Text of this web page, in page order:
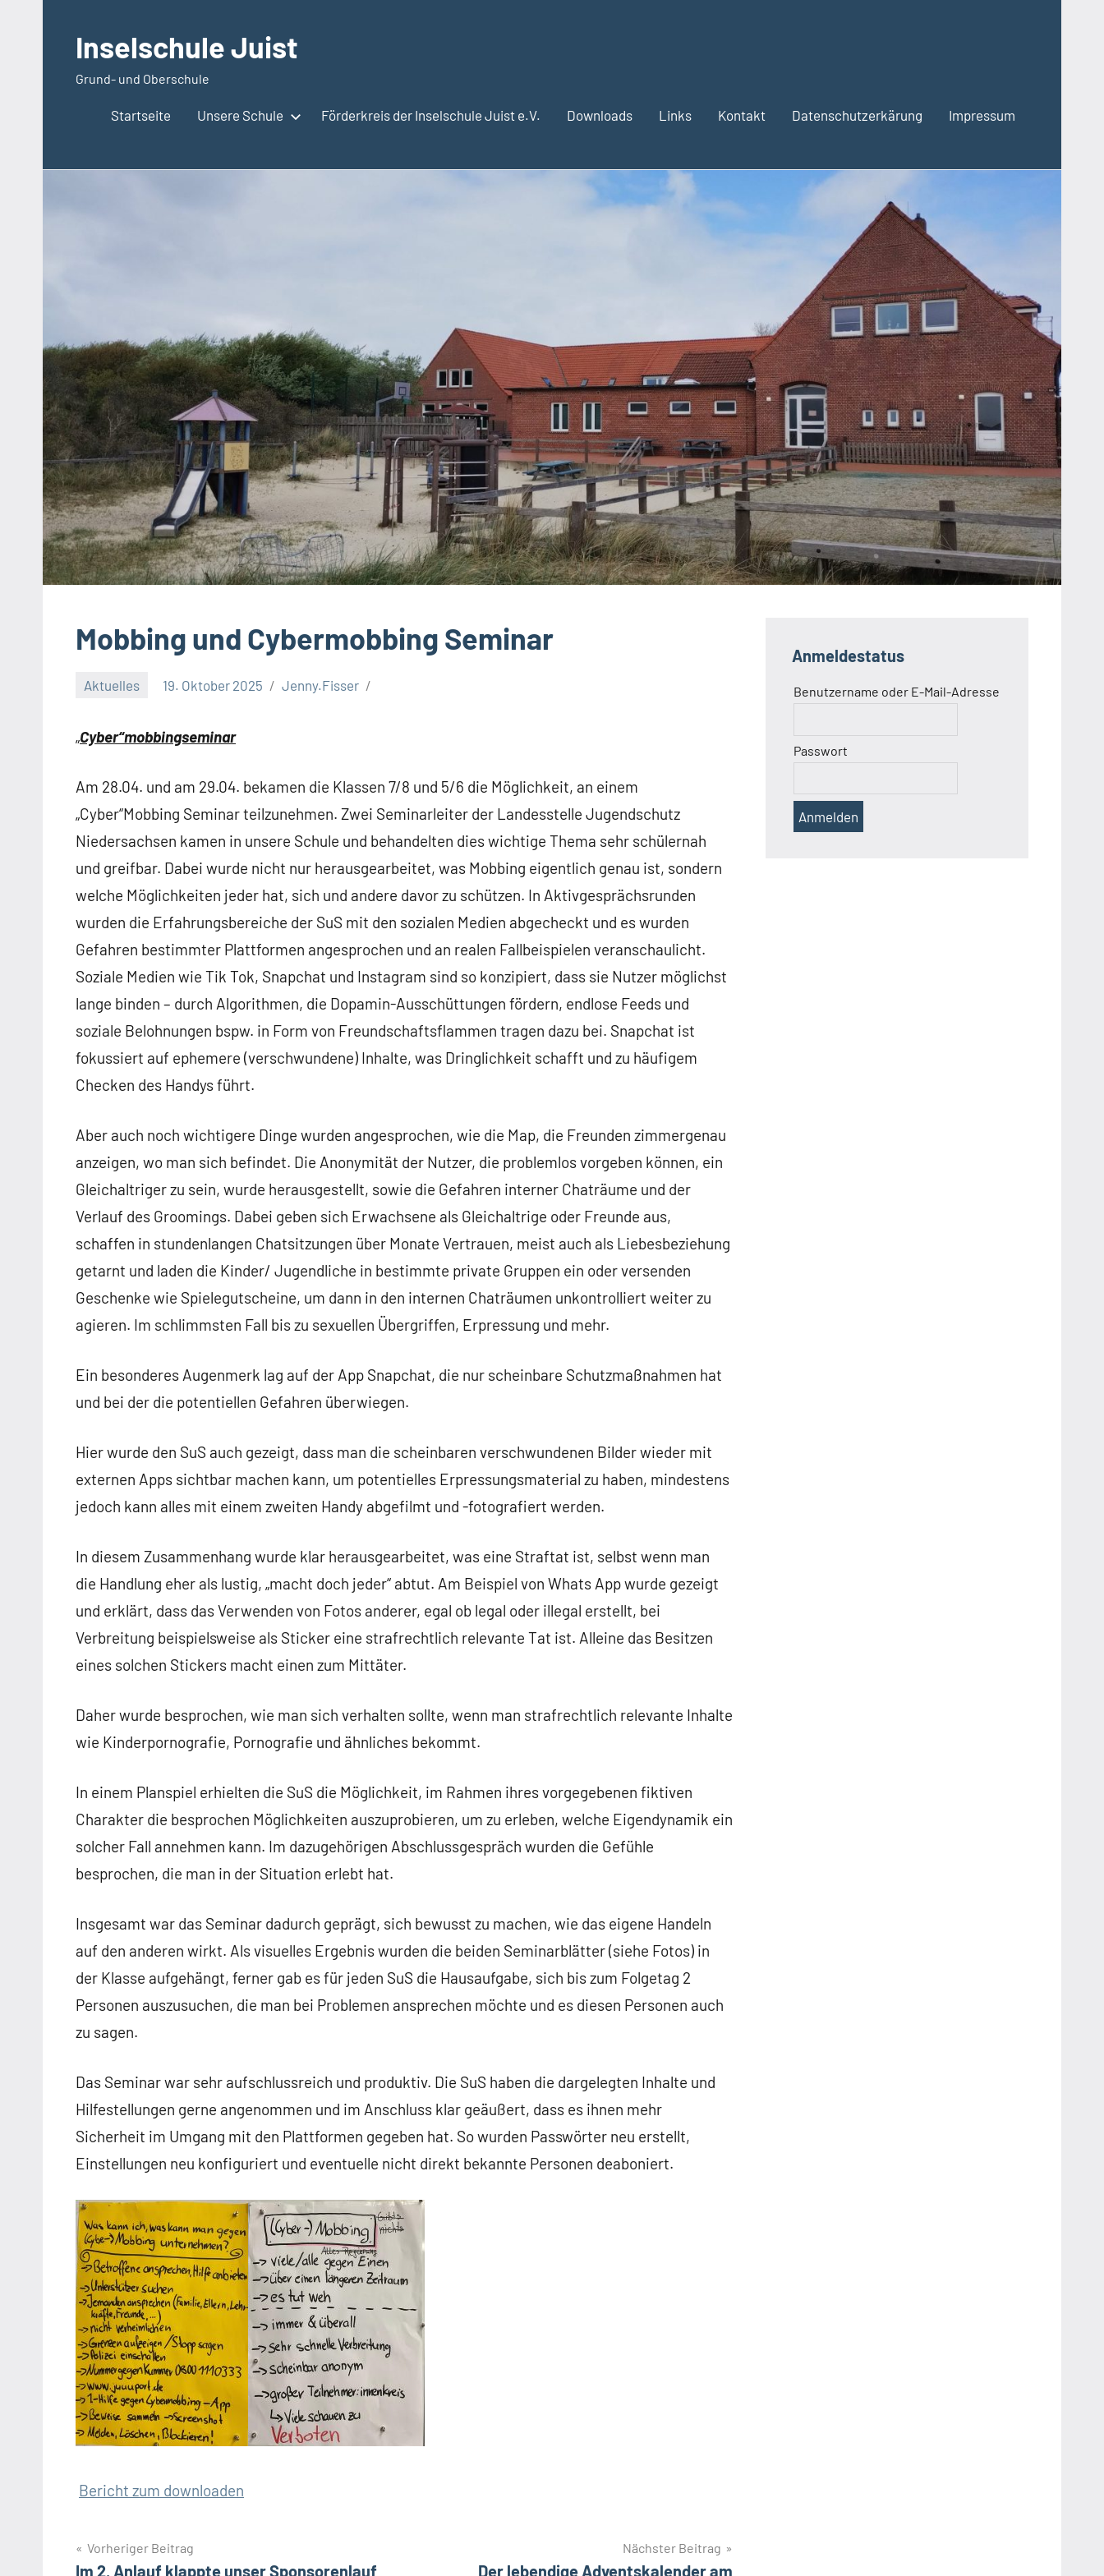
springenInselschule Juist
Grund- und Oberschule
Startseite Unsere Schule Förderkreis der Inselschule Juist e.V. Downloads Links Kontakt Datenschutzerkärung Impressum
Mobbing und Cybermobbing Seminar
Aktuelles 19. Oktober 2025 Jenny.Fisser
„Cyber“mobbingseminar
Am 28.04. und am 29.04. bekamen die Klassen 7/8 und 5/6 die Möglichkeit, an einem
„Cyber“Mobbing Seminar teilzunehmen. Zwei Seminarleiter der Landesstelle Jugendschutz
Niedersachsen kamen in unsere Schule und behandelten dies wichtige Thema sehr schülernah
und greifbar. Dabei wurde nicht nur herausgearbeitet, was Mobbing eigentlich genau ist, sondern
welche Möglichkeiten jeder hat, sich und andere davor zu schützen. In Aktivgesprächsrunden
wurden die Erfahrungsbereiche der SuS mit den sozialen Medien abgecheckt und es wurden
Gefahren bestimmter Plattformen angesprochen und an realen Fallbeispielen veranschaulicht.
Soziale Medien wie Tik Tok, Snapchat und Instagram sind so konzipiert, dass sie Nutzer möglichst
lange binden – durch Algorithmen, die Dopamin-Ausschüttungen fördern, endlose Feeds und
soziale Belohnungen bspw. in Form von Freundschaftsflammen tragen dazu bei. Snapchat ist
fokussiert auf ephemere (verschwundene) Inhalte, was Dringlichkeit schafft und zu häufigem
Checken des Handys führt.
Aber auch noch wichtigere Dinge wurden angesprochen, wie die Map, die Freunden zimmergenau
anzeigen, wo man sich befindet. Die Anonymität der Nutzer, die problemlos vorgeben können, ein
Gleichaltriger zu sein, wurde herausgestellt, sowie die Gefahren interner Chaträume und der
Verlauf des Groomings. Dabei geben sich Erwachsene als Gleichaltrige oder Freunde aus,
schaffen in stundenlangen Chatsitzungen über Monate Vertrauen, meist auch als Liebesbeziehung
getarnt und laden die Kinder/ Jugendliche in bestimmte private Gruppen ein oder versenden
Geschenke wie Spielegutscheine, um dann in den internen Chaträumen unkontrolliert weiter zu
agieren. Im schlimmsten Fall bis zu sexuellen Übergriffen, Erpressung und mehr.
Ein besonderes Augenmerk lag auf der App Snapchat, die nur scheinbare Schutzmaßnahmen hat
und bei der die potentiellen Gefahren überwiegen.
Hier wurde den SuS auch gezeigt, dass man die scheinbaren verschwundenen Bilder wieder mit
externen Apps sichtbar machen kann, um potentielles Erpressungsmaterial zu haben, mindestens
jedoch kann alles mit einem zweiten Handy abgefilmt und -fotografiert werden.
In diesem Zusammenhang wurde klar herausgearbeitet, was eine Straftat ist, selbst wenn man
die Handlung eher als lustig, „macht doch jeder“ abtut. Am Beispiel von Whats App wurde gezeigt
und erklärt, dass das Verwenden von Fotos anderer, egal ob legal oder illegal erstellt, bei
Verbreitung beispielsweise als Sticker eine strafrechtlich relevante Tat ist. Alleine das Besitzen
eines solchen Stickers macht einen zum Mittäter.
Daher wurde besprochen, wie man sich verhalten sollte, wenn man strafrechtlich relevante Inhalte
wie Kinderpornografie, Pornografie und ähnliches bekommt.
In einem Planspiel erhielten die SuS die Möglichkeit, im Rahmen ihres vorgegebenen fiktiven
Charakter die besprochen Möglichkeiten auszuprobieren, um zu erleben, welche Eigendynamik ein
solcher Fall annehmen kann. Im dazugehörigen Abschlussgespräch wurden die Gefühle
besprochen, die man in der Situation erlebt hat.
Insgesamt war das Seminar dadurch geprägt, sich bewusst zu machen, wie das eigene Handeln
auf den anderen wirkt. Als visuelles Ergebnis wurden die beiden Seminarblätter (siehe Fotos) in
der Klasse aufgehängt, ferner gab es für jeden SuS die Hausaufgabe, sich bis zum Folgetag 2
Personen auszusuchen, die man bei Problemen ansprechen möchte und es diesen Personen auch
zu sagen.
Das Seminar war sehr aufschlussreich und produktiv. Die SuS haben die dargelegten Inhalte und
Hilfestellungen gerne angenommen und im Anschluss klar geäußert, dass es ihnen mehr
Sicherheit im Umgang mit den Plattformen gegeben hat. So wurden Passwörter neu erstellt,
Einstellungen neu konfiguriert und eventuelle nicht direkt bekannte Personen deaboniert.
Bericht zum downloaden
Beitragsnavigation
Vorheriger Beitrag
Im 2. Anlauf klappte unser Sponsorenlauf
Nächster Beitrag
Der lebendige Adventskalender am
Anmeldestatus
Benutzername oder E-Mail-Adresse
Passwort